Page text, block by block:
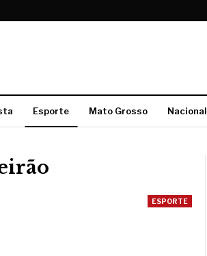
Esporte Mato Grosso Nacional
ESPORTE